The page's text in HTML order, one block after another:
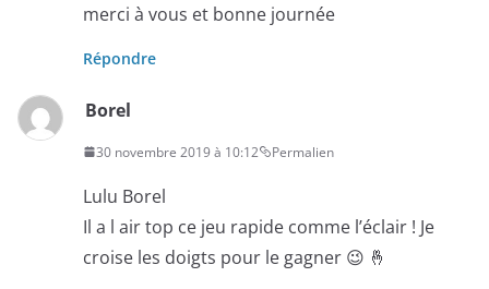
merci à vous et bonne journée
Répondre
Borel
30 novembre 2019 à 10:12 Permalien
Lulu Borel
Il a l air top ce jeu rapide comme l’éclair ! Je
croise les doigts pour le gagner 😉 🤞